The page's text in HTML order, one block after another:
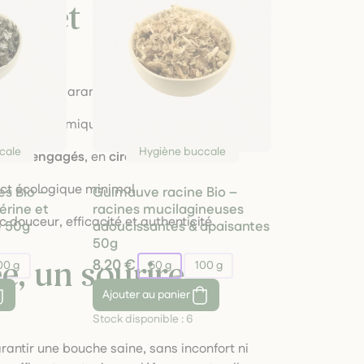
et
, nos soins garantissent :
chimiques
engagés, encircuit court
écologique minimal
douceur, efficacité et authenticité.
un sourire
une bouche saine, sans inconfort ni
Bio –
et
50g
g
Hygiène buccale
Guimauve racine Bio –
racines mucilagineuses
adoucissantes & apaisantes
50g
8,20 € 50 g
100 g
Ajouter
au panier
Stock disponible : 6